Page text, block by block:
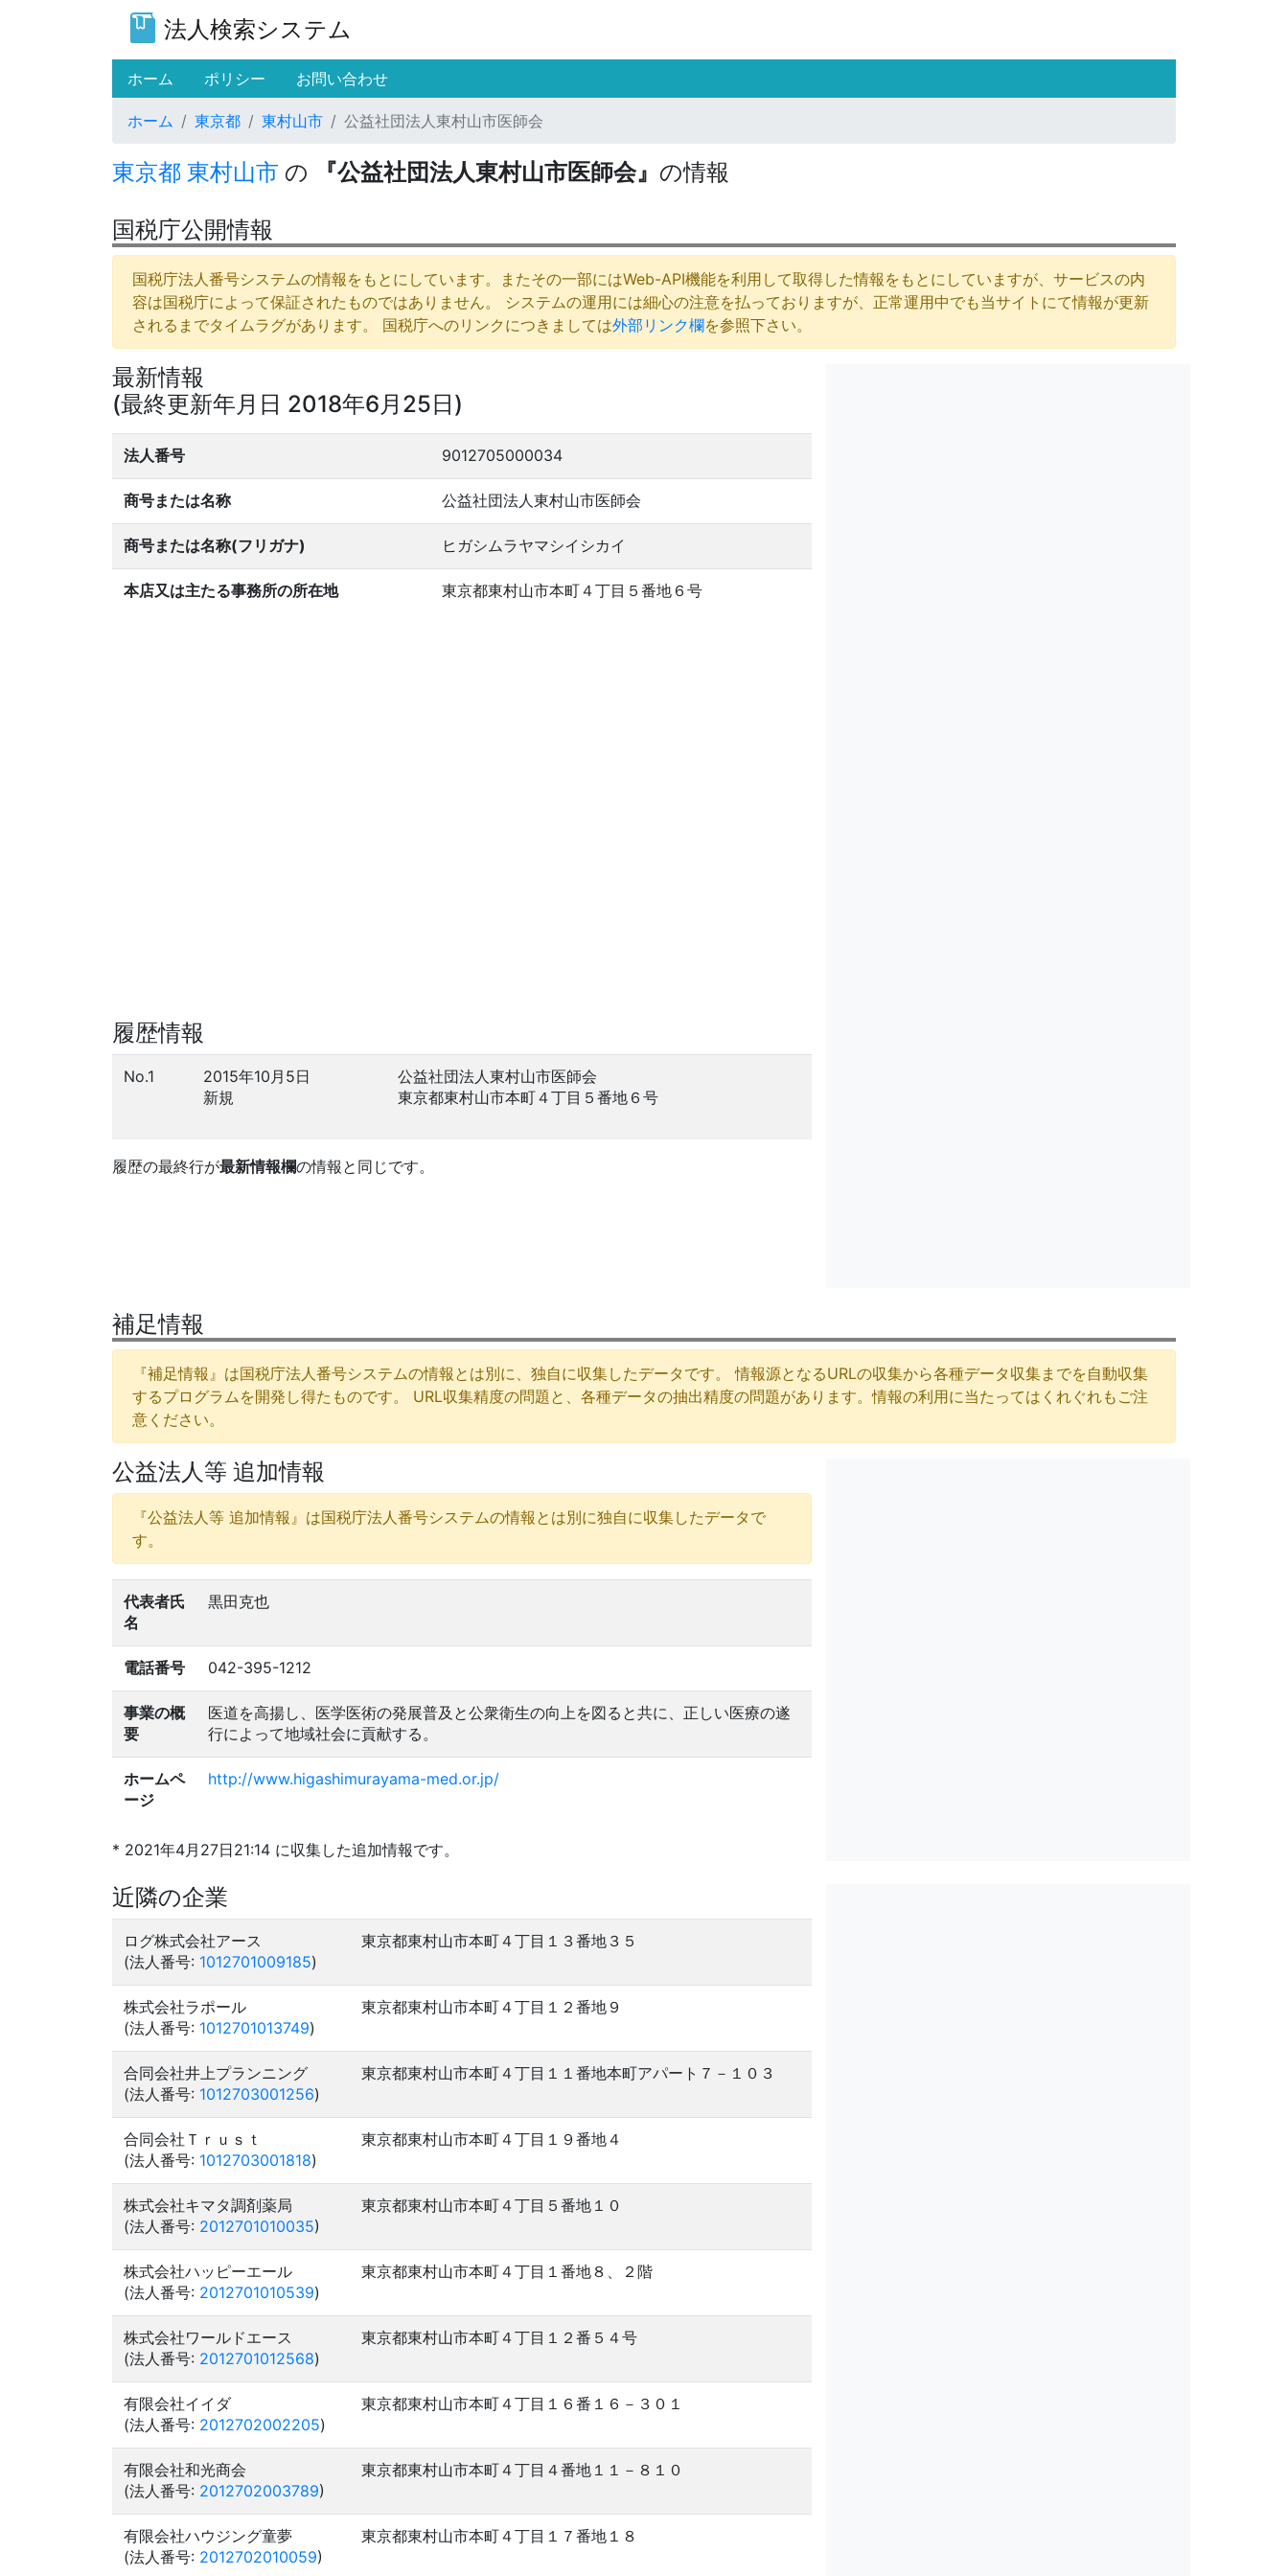
法人検索システム
ホーム (current)
ポリシー お問い合わせ
ホーム 東京都 東村山市 公益社団法人東村山市医師会
東京都 東村山市 の 『公益社団法人東村山市医師会』 の情報
国税庁公開情報
国税庁法人番号システムの情報をもとにしています。またその一部にはWeb-API機能を利用して取得した情報をもとにしていますが、サービスの内
容は国税庁によって保証されたものではありません。 システムの運用には細心の注意を払っておりますが、正常運用中でも当サイトにて情報が更新
されるまでタイムラグがあります。 国税庁へのリンクにつきましては外部リンク欄を参照下さい。
最新情報
(最終更新年月日 2018年6月25日)
法人番号 9012705000034
商号または名称 公益社団法人東村山市医師会
商号または名称(フリガナ) ヒガシムラヤマシイシカイ
本店又は主たる事務所の所在地 東京都東村山市本町４丁目５番地６号
履歴情報
No.1
2015年10月5日
新規
公益社団法人東村山市医師会
東京都東村山市本町４丁目５番地６号
履歴の最終行が最新情報欄の情報と同じです。
補足情報
『補足情報』は国税庁法人番号システムの情報とは別に、独自に収集したデータです。 情報源となるURLの収集から各種データ収集までを自動収集
するプログラムを開発し得たものです。 URL収集精度の問題と、各種データの抽出精度の問題があります。情報の利用に当たってはくれぐれもご注
意ください。
公益法人等 追加情報
『公益法人等 追加情報』は国税庁法人番号システムの情報とは別に独自に収集したデータで
す。
代表者氏
名
黒田克也
電話番号 042-395-1212
事業の概
要
医道を高揚し、医学医術の発展普及と公衆衛生の向上を図ると共に、正しい医療の遂
行によって地域社会に貢献する。
ホームペ
ージ
http://www.higashimurayama-med.or.jp/
* 2021年4月27日21:14 に収集した追加情報です。
近隣の企業
ログ株式会社アース
(法人番号: 1012701009185)
東京都東村山市本町４丁目１３番地３５
株式会社ラポール
(法人番号: 1012701013749)
東京都東村山市本町４丁目１２番地９
合同会社井上プランニング
(法人番号: 1012703001256)
東京都東村山市本町４丁目１１番地本町アパート７－１０３
合同会社Ｔｒｕｓｔ
(法人番号: 1012703001818)
東京都東村山市本町４丁目１９番地４
株式会社キマタ調剤薬局
(法人番号: 2012701010035)
東京都東村山市本町４丁目５番地１０
株式会社ハッピーエール
(法人番号: 2012701010539)
東京都東村山市本町４丁目１番地８、２階
株式会社ワールドエース
(法人番号: 2012701012568)
東京都東村山市本町４丁目１２番５４号
有限会社イイダ
(法人番号: 2012702002205)
東京都東村山市本町４丁目１６番１６－３０１
有限会社和光商会
(法人番号: 2012702003789)
東京都東村山市本町４丁目４番地１１－８１０
有限会社ハウジング童夢
(法人番号: 2012702010059)
東京都東村山市本町４丁目１７番地１８